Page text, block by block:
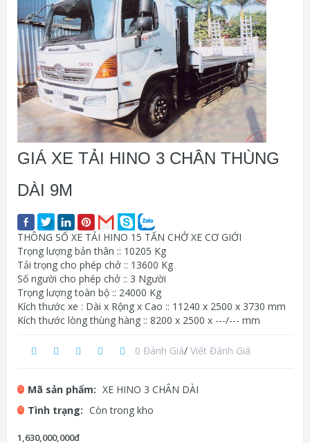
GIÁ XE TẢI HINO 3 CHÂN THÙNG
DÀI 9M
THÔNG SỐ XE TẢI HINO 15 TẤN CHỞ XE CƠ GIỚI
Trọng lượng bản thân :: 10205 Kg
Tải trọng cho phép chở :: 13600 Kg
Số người cho phép chở :: 3 Người
Trọng lượng toàn bộ :: 24000 Kg
Kích thước xe : Dài x Rộng x Cao :: 11240 x 2500 x 3730 mm
Kích thước lòng thùng hàng :: 8200 x 2500 x ---/--- mm
0 Đánh Giá/ Viết Đánh Giá
Mã sản phẩm: XE HINO 3 CHÂN DÀI
Tình trạng: Còn trong kho
1,630,000,000đ